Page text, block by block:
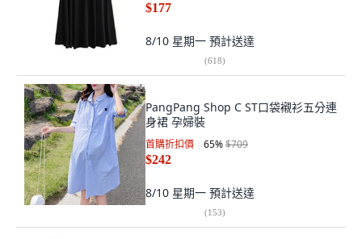
$177
8/10 星期一 預計送達
(618)
PangPang Shop C ST口袋襯衫五分連
身裙 孕婦裝
首購折扣價 65%$709
$242
8/10 星期一 預計送達
(153)